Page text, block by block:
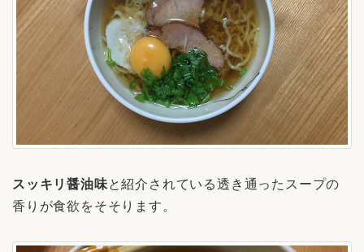
スッキリ醤油味と紹介されている透き通ったスープの
香りが食欲をそそります。